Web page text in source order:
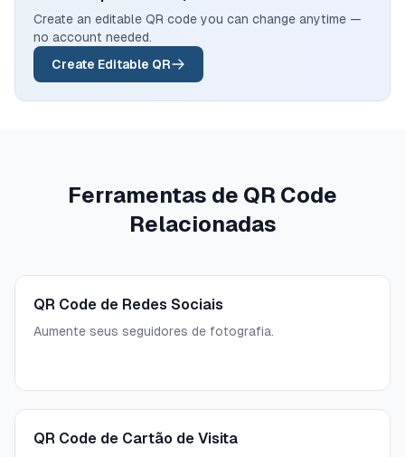
Create an editable QR code you can change anytime —
no account needed.
Create Editable QR
Ferramentas de QR Code
Relacionadas
QR Code de Redes Sociais
Aumente seus seguidores de fotografia.
QR Code de Cartão de Visita